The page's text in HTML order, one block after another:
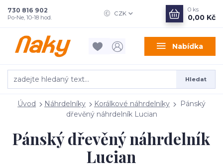
Nabídka
CZK
Hledat
730 816 902
Po-Ne, 10-18 hod.
0 ks
0,00 Kč
Úvod Náhrdelníky Korálkové náhrdelníky
Pánský
dřevěný náhrdelník Lucian
Pánský dřevěný náhrdelník
Lucian